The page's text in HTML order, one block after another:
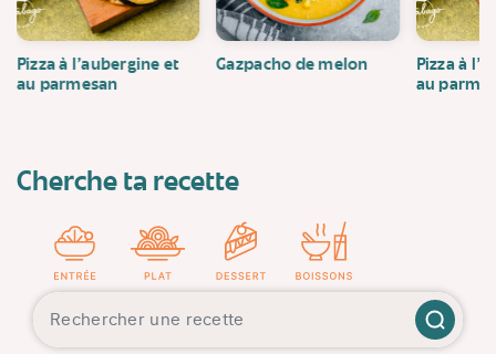
Pizza à l'aubergine et
au parmesan
Gazpacho de melon
Pizza à
au
Cherche ta recette